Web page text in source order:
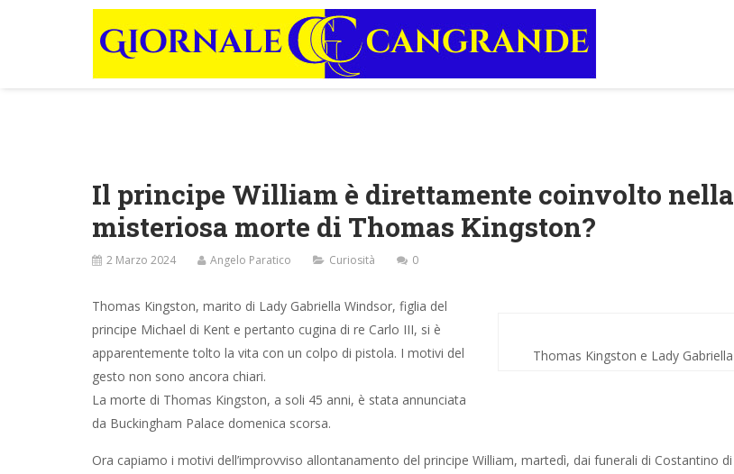
Il principe William è direttamente coinvolto nella
misteriosa morte di Thomas Kingston?
2 Marzo 2024 Angelo Paratico Curiosità 0
Thomas Kingston e Lady Gabriella
Thomas Kingston, marito di Lady Gabriella Windsor, figlia del
principe Michael di Kent e pertanto cugina di re Carlo III, si è
apparentemente tolto la vita con un colpo di pistola. I motivi del
gesto non sono ancora chiari.
La morte di Thomas Kingston, a soli 45 anni, è stata annunciata
da Buckingham Palace domenica scorsa.
Ora capiamo i motivi dell’improvviso allontanamento del principe William, martedì, dai funerali di Costantino di